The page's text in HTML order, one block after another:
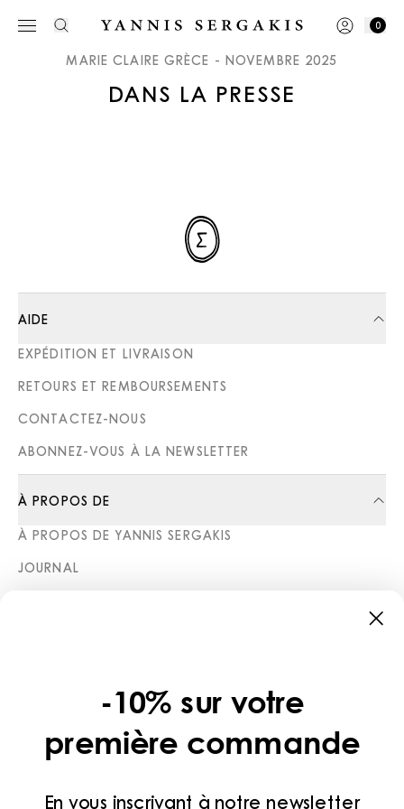
0
MARIE CLAIRE GRÈCE - NOVEMBRE 2025
DANS LA PRESSE
AIDE
EXPÉDITION ET LIVRAISON
RETOURS ET REMBOURSEMENTS
CONTACTEZ-NOUS
ABONNEZ-VOUS À LA NEWSLETTER
À PROPOS DE
À PROPOS DE YANNIS SERGAKIS
JOURNAL
POLITIQUE DE CONFIDENTIALITÉ
-10% sur votre
première commande
En vous inscrivant à notre newsletter